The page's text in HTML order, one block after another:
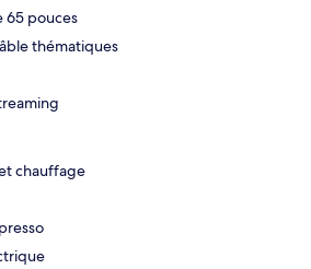
65 pouces
thématiques
chauffage